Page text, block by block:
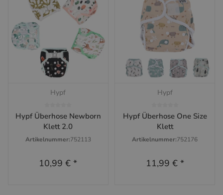
Hypf
Hypf Überhose Newborn
Klett 2.0
Artikelnummer:752113
10,99 €*
Hypf
Hypf Überhose One Size
Klett
Artikelnummer:752176
11,99 € *